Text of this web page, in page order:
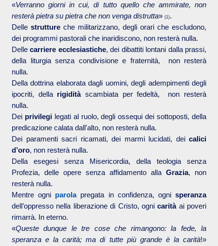
«Verranno giorni in cui, di tutto quello che ammirate, non
resterà pietra su pietra che non venga distrutta» (1 ).
Delle strutture che militarizzano, degli orari che escludono,
dei programmi pastorali che inaridiscono, non resterà nulla.
Dellecarriere ecclesiastiche, dei dibattiti lontani dalla prassi,
della liturgia senza condivisione e fraternità, non resterà
nulla.
Della dottrina elaborata dagli uomini, degli adempimenti degli
ipocriti, della rigiditàscambiata per fedeltà, non resterà
nulla.
Dei privilegilegati al ruolo, degli ossequi dei sottoposti, della
predicazione calata dall'alto, non resterà nulla.
Dei paramenti sacri ricamati, dei marmi lucidati, dei calici
d’oro, non resterà nulla.
Della esegesi senza Misericordia, della teologia senza
Profezia, delle opere senza affidamento alla Grazia, non
resterà nulla.
Mentre ogni parolapregata in confidenza, ognisperanza
dell’oppresso nella liberazione di Cristo, ognicaritàai poveri
rimarrà. In eterno.
«Queste dunque le tre cose che rimangono: la fede, la
speranza e la carità; ma di tutte più grande è la carità!»